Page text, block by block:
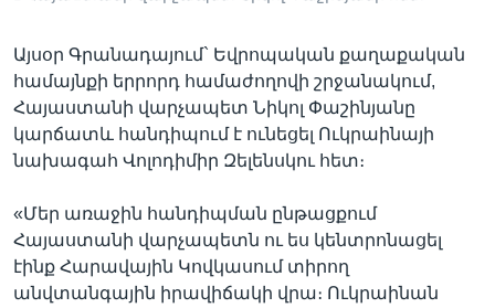
Այսօր Գրանադայում` Եվրոպական քաղաքական
համայնքի երրորդ համաժողովի շրջանակում,
Հայաստանի վարչապետ Նիկոլ Փաշինյանը
կարճատև հանդիպում է ունեցել Ուկրաինայի
նախագահ Վոլոդիմիր Զելենսկու հետ։
«Մեր առաջին հանդիպման ընթացքում
Հայաստանի վարչապետն ու ես կենտրոնացել
էինք Հարավային Կովկասում տիրող
անվտանգային իրավիճակի վրա։ Ուկրաինան